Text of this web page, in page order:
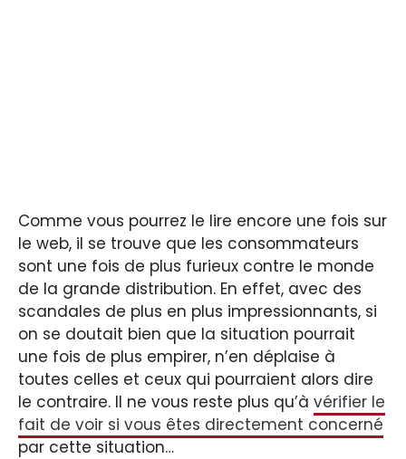
Comme vous pourrez le lire encore une fois sur
le web, il se trouve que les consommateurs
sont une fois de plus furieux contre le monde
de la grande distribution. En effet, avec des
scandales de plus en plus impressionnants, si
on se doutait bien que la situation pourrait
une fois de plus empirer, n’en déplaise à
toutes celles et ceux qui pourraient alors dire
le contraire. Il ne vous reste plus qu’à vérifier le
fait de voir si vous êtes directement concerné
par cette situation…